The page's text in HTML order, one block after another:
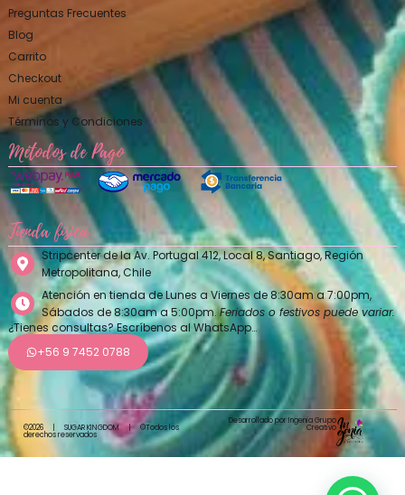
Preguntas Frecuentes
Blog
Carrito
Checkout
Mi cuenta
Términos y Condiciones
Métodos de Pago
Tienda física
Stripcenter de la Av. Portugal 412, Local 8, Santiago, Región
Metropolitana, Chile
Atención en tienda de Lunes a Viernes de 8:30am a 7:00pm,
Sábados de 8:30am a 5:00pm.Feriados o festivos puede variar.
¿Tienes consultas? Escríbenos al WhatsApp…
+56 9 7452 0788
©2026 SUGAR KINGDOM | ©Todos los
derechos reservados
Desarrollado por Ingenia Grupo
Creativo